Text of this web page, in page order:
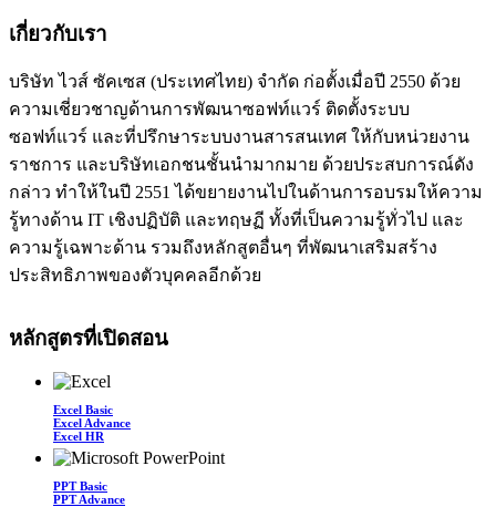
เกี่ยวกับเรา
บริษัท ไวส์ ซัคเซส (ประเทศไทย) จำกัด ก่อตั้งเมื่อปี 2550 ด้วย
ความเชี่ยวชาญด้านการพัฒนาซอฟท์แวร์ ติดตั้งระบบ
ซอฟท์แวร์ และที่ปรึกษาระบบงานสารสนเทศ ให้กับหน่วยงาน
ราชการ และบริษัทเอกชนชั้นนำมากมาย ด้วยประสบการณ์ดัง
กล่าว ทำให้ในปี 2551 ได้ขยายงานไปในด้านการอบรมให้ความ
รู้ทางด้าน IT เชิงปฏิบัติ และทฤษฏี ทั้งที่เป็นความรู้ทั่วไป และ
ความรู้เฉพาะด้าน รวมถึงหลักสูตอื่นๆ ที่พัฒนาเสริมสร้าง
ประสิทธิภาพของตัวบุคคลอีกด้วย
หลักสูตรที่เปิดสอน
Excel Basic
Excel Advance
Excel HR
PPT Basic
PPT Advance